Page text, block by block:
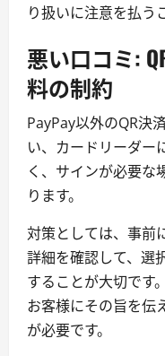
り扱いに注意を払う
悪い口コミ:
料の制約
PayPay以外のQR決
い、カードリーダー
く、サインが必要な
ります。
対策としては、事前
詳細を確認して、選
することが大切です
お客様にその旨を伝
が必要です。